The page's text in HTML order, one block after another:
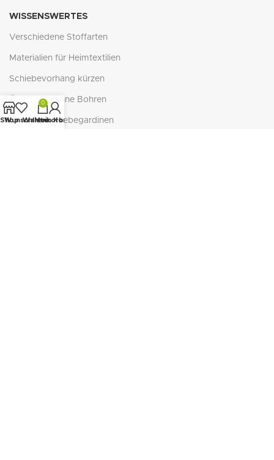
WISSENSWERTES
Verschiedene Stoffarten
Materialien für Heimtextilien
Schiebevorhang kürzen
Ösenrollos ohne Bohren
Zubehör Schiebegardinen
Shop
Wunschliste
0
Warenkorb
Mein Konto